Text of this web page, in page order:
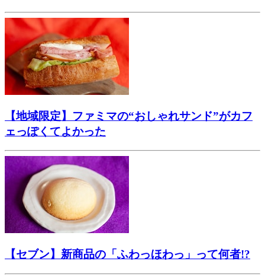
【地域限定】ファミマの“おしゃれサンド”がカフ
ェっぽくてよかった
【セブン】新商品の「ふわっほわっ」って何者!?